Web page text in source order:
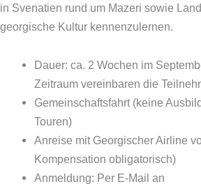
in Svenatien rund um Mazeri sowie
georgische Kultur kennenzulernen.
Dauer: ca. 2 Wochen im
Zeitraum vereinbaren die
Gemeinschaftsfahrt (keine
Touren)
Anreise mit Georgischer Airline
Kompensation obligatorisch)
Anmeldung: Per E-Mail an